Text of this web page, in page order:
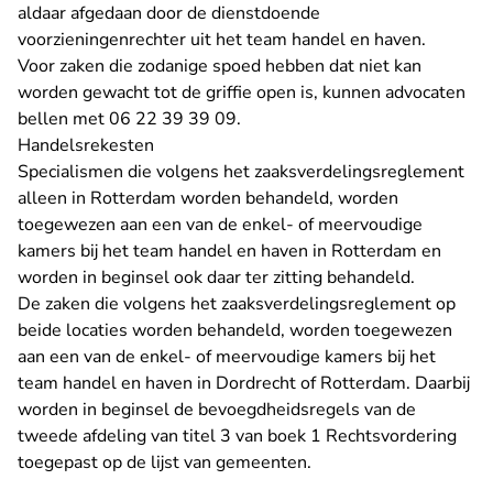
aldaar afgedaan door de dienstdoende
voorzieningenrechter uit het team handel en haven.
Voor zaken die zodanige spoed hebben dat niet kan
worden gewacht tot de griffie open is, kunnen advocaten
bellen met 06 22 39 39 09.
Handelsrekesten
Specialismen die volgens het zaaksverdelingsreglement
alleen in Rotterdam worden behandeld, worden
toegewezen aan een van de enkel- of meervoudige
kamers bij het team handel en haven in Rotterdam en
worden in beginsel ook daar ter zitting behandeld.
De zaken die volgens het zaaksverdelingsreglement op
beide locaties worden behandeld, worden toegewezen
aan een van de enkel- of meervoudige kamers bij het
team handel en haven in Dordrecht of Rotterdam. Daarbij
worden in beginsel de bevoegdheidsregels van de
tweede afdeling van titel 3 van boek 1 Rechtsvordering
toegepast op de lijst van gemeenten.